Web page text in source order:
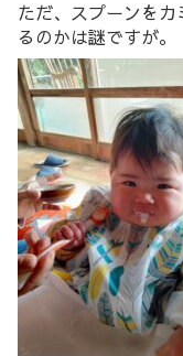
ただ、スプーンを
るのかは謎ですが。